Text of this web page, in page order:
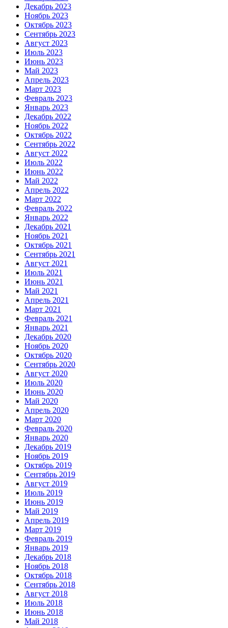
Декабрь 2023
Ноябрь 2023
Октябрь 2023
Сентябрь 2023
Август 2023
Июль 2023
Июнь 2023
Май 2023
Апрель 2023
Март 2023
Февраль 2023
Январь 2023
Декабрь 2022
Ноябрь 2022
Октябрь 2022
Сентябрь 2022
Август 2022
Июль 2022
Июнь 2022
Май 2022
Апрель 2022
Март 2022
Февраль 2022
Январь 2022
Декабрь 2021
Ноябрь 2021
Октябрь 2021
Сентябрь 2021
Август 2021
Июль 2021
Июнь 2021
Май 2021
Апрель 2021
Март 2021
Февраль 2021
Январь 2021
Декабрь 2020
Ноябрь 2020
Октябрь 2020
Сентябрь 2020
Август 2020
Июль 2020
Июнь 2020
Май 2020
Апрель 2020
Март 2020
Февраль 2020
Январь 2020
Декабрь 2019
Ноябрь 2019
Октябрь 2019
Сентябрь 2019
Август 2019
Июль 2019
Июнь 2019
Май 2019
Апрель 2019
Март 2019
Февраль 2019
Январь 2019
Декабрь 2018
Ноябрь 2018
Октябрь 2018
Сентябрь 2018
Август 2018
Июль 2018
Июнь 2018
Май 2018